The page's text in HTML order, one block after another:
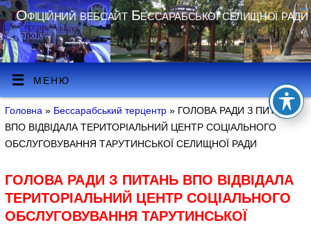
Офіційний вебсайт Бессарабської селищної ради
МЕНЮ
Головна » Бессарабський терцентр » ГОЛОВА РАДИ З ПИТАНЬ
ВПО ВІДВІДАЛА ТЕРИТОРІАЛЬНИЙ ЦЕНТР СОЦІАЛЬНОГО
ОБСЛУГОВУВАННЯ ТАРУТИНСЬКОЇ СЕЛИЩНОЇ РАДИ
ГОЛОВА РАДИ З ПИТАНЬ ВПО ВІДВІДАЛА
ТЕРИТОРІАЛЬНИЙ ЦЕНТР СОЦІАЛЬНОГО
ОБСЛУГОВУВАННЯ ТАРУТИНСЬКОЇ